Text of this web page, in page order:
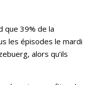
que 39% de la
les épisodes le mardi
alors qu’ils